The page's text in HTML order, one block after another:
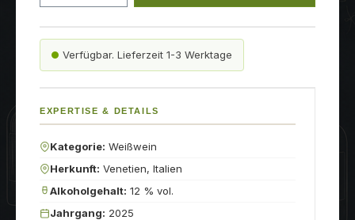
Verfügbar. Lieferzeit 1-3 Werktage
EXPERTISE & DETAILS
Kategorie: Weißwein
Herkunft: Venetien, Italien
Alkoholgehalt: 12 % vol.
Jahrgang: 2025